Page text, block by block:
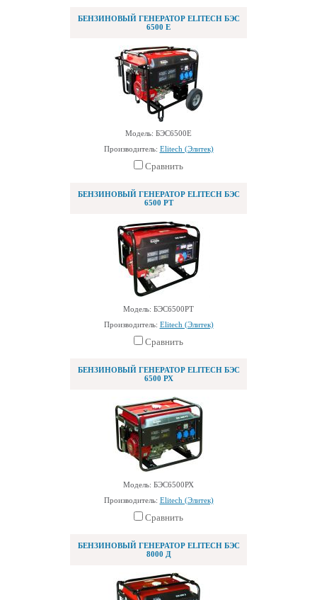
БЕНЗИНОВЫЙ ГЕНЕРАТОР ELITECH БЭС
6500 Е
Модель: БЭС6500Е
Производитель: Elitech (Элитек)
Сравнить
БЕНЗИНОВЫЙ ГЕНЕРАТОР ELITECH БЭС
6500 РТ
Модель: БЭС6500РТ
Производитель: Elitech (Элитек)
Сравнить
БЕНЗИНОВЫЙ ГЕНЕРАТОР ELITECH БЭС
6500 РХ
Модель: БЭС6500РХ
Производитель: Elitech (Элитек)
Сравнить
БЕНЗИНОВЫЙ ГЕНЕРАТОР ELITECH БЭС
8000 Д